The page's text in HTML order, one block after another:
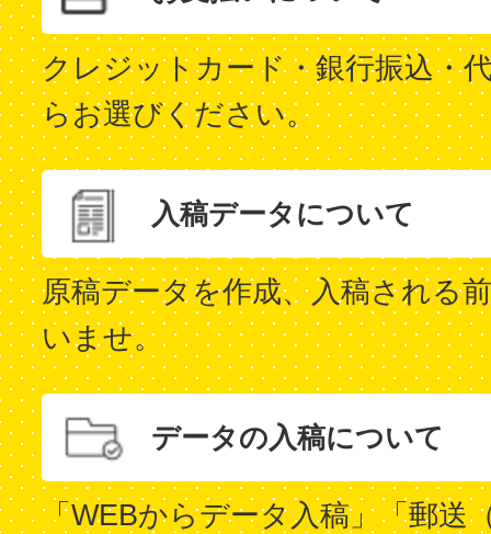
クレジットカード・銀行振込・
らお選びください。
入稿データについて
原稿データを作成、入稿される
いませ。
データの入稿について
「WEBからデータ入稿」「郵送